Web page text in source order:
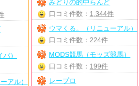
みどりの的中らんど
口コミ件数： 1,344件
ウマくる。（リニューアル）
口コミ件数： 224件
MODS競馬（モッズ競馬）
口コミ件数： 199件
レープロ
）
アル）